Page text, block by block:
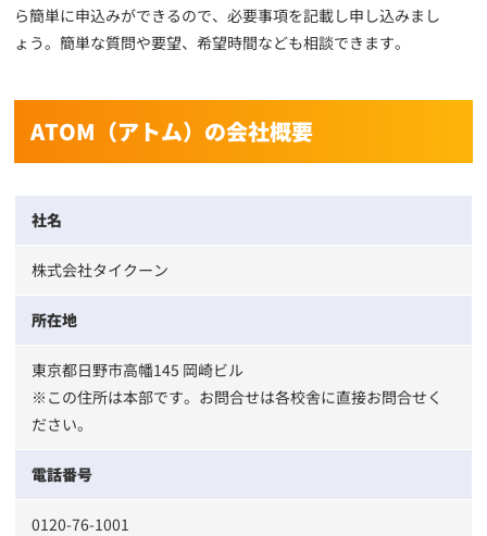
ら簡単に申込みができるので、必要事項を記載し申し込みまし
ょう。簡単な質問や要望、希望時間なども相談できます。
ATOM（アトム）の会社概要
社名
株式会社タイクーン
所在地
東京都日野市高幡145 岡崎ビル
※この住所は本部です。お問合せは各校舎に直接お問合せく
ださい。
電話番号
0120-76-1001